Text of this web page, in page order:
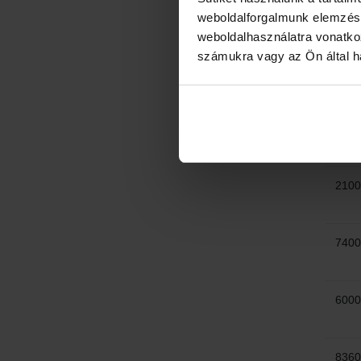
weboldalforgalmunk
weboldalhasználatra
számukra vagy az Ön által
9021
2100
7400
6000
8360